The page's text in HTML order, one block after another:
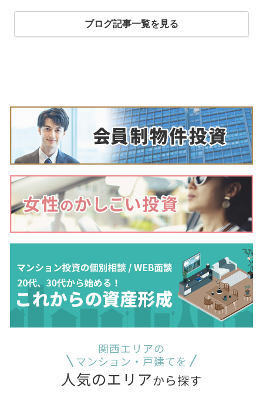
ブログ記事一覧を見る
関西エリアの
マンション・戸建てを
人気のエリアから探す